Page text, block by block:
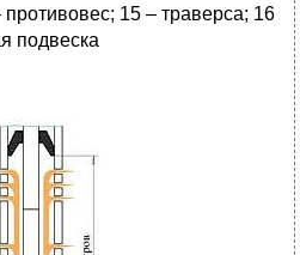
15 – траверса; 16
подвеска